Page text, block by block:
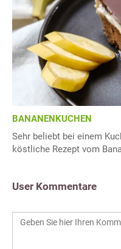
BANANENKUCHEN
Sehr beliebt bei einem
köstliche Rezept vom
User Kommentare